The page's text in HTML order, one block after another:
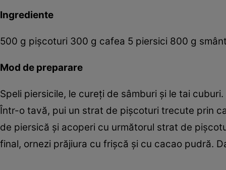
Ingrediente
500 g pişcoturi 300 g cafea 5 piersici 800 g
Mod de preparare
Speli piersicile, le cureţi de sâmburi şi le tai
Într-o tavă, pui un strat de pişcoturi trecute prin
de piersică şi acoperi cu următorul strat de
final, ornezi prăjiura cu frişcă şi cu cacao pudră.